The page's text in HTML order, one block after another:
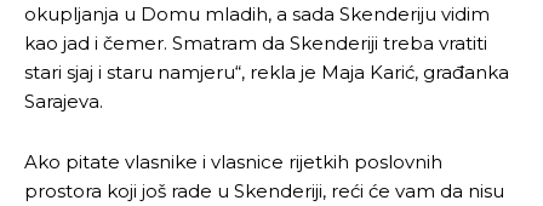
okupljanja u Domu mladih, a sada Skenderiju vidim
kao jad i čemer. Smatram da Skenderiji treba vratiti
stari sjaj i staru namjeru“, rekla je Maja Karić, građanka
Sarajeva.
Ako pitate vlasnike i vlasnice rijetkih poslovnih
prostora koji još rade u Skenderiji, reći će vam da nisu